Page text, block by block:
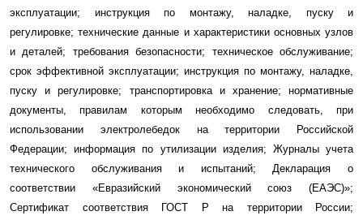
эксплуатации; инструкция по монтажу, наладке, пуску и
регулировке; технические данные и характеристики основных узлов
и деталей; требования безопасности; техническое обслуживание;
срок эффективной эксплуатации; инструкция по монтажу, наладке,
пуску и регулировке; транспортировка и хранение; нормативные
документы, правилам которым необходимо следовать, при
использовании электролебедок на территории Российской
Федерации; информация по утилизации изделия; Журналы учета
технического обслуживания и испытаний; Декларация о
соответствии «Евразийский экономический союз (ЕАЭС)»;
Сертификат соответствия ГОСТ Р на территории России;